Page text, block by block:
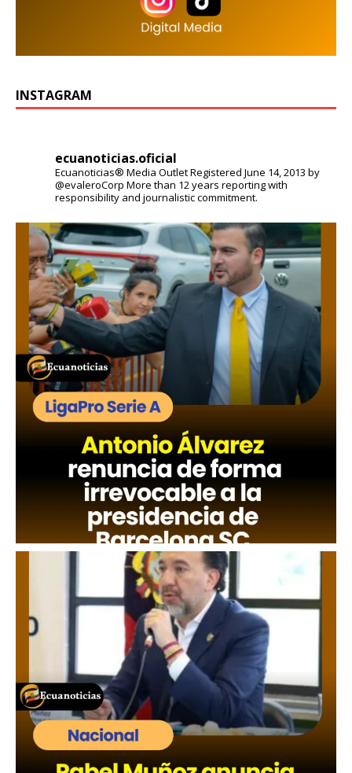
INSTAGRAM
ecuanoticias.oficial
Ecuanoticias® Media OutletRegistered June 14, 2013 by
@evaleroCorp More than 12 years reporting with
responsibility and journalistic commitment.